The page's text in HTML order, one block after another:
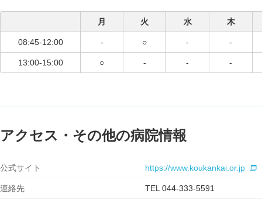
月 火 水 木
08:45-12:00 - ○ - -
13:00-15:00 ○ - - -
アクセス・その他の病院情報
公式サイト https://www.koukankai.or.jp
連絡先 TEL 044-333-5591